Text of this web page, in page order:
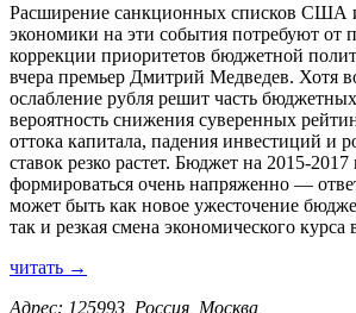
Расширение санкционных списков США
экономики на эти события потребуют от
коррекции приоритетов бюджетной
вчера премьер Дмитрий Медведев. Хотя
ослабление рубля решит часть
вероятность снижения суверенных
оттока капитала, падения инвестиций и
ставок резко растет. Бюджет на 2015-2017
формироваться очень напряженно —
может быть как новое ужесточение
так и резкая смена экономического курса
читать →
Адрес: 125993, Россия, Москва,